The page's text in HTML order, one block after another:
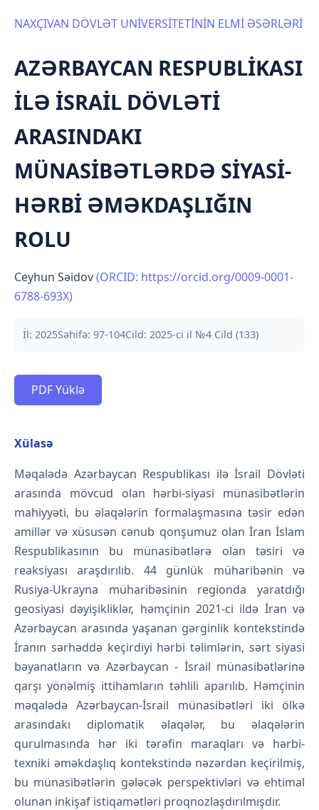
NAXÇIVAN DÖVLƏT UNİVERSİTETİNİN ELMİ ƏSƏRLƏRİ
AZƏRBAYCAN RESPUBLİKASI
İLƏ İSRAİL DÖVLƏTİ
ARASINDAKI
MÜNASİBƏTLƏRDƏ SİYASİ-
HƏRBİ ƏMƏKDAŞLIĞIN
ROLU
Ceyhun Səidov(ORCID: https://orcid.org/0009-0001-
6788-693X)
İl: 2025Səhifə: 97-104Cild: 2025-ci il №4 Cild (133)
PDF Yüklə
Xülasə
Məqalədə Azərbaycan Respublikası ilə İsrail Dövləti
arasında mövcud olan hərbi-siyasi münasibətlərin
mahiyyəti, bu əlaqələrin formalaşmasına təsir edən
amillər və xüsusən cənub qonşumuz olan İran İslam
Respublikasının bu münasibətlərə olan təsiri və
reaksiyası araşdırılıb. 44 günlük müharibənin və
Rusiya-Ukrayna müharibəsinin regionda yaratdığı
geosiyasi dəyişikliklər, həmçinin 2021-ci ildə İran və
Azərbaycan arasında yaşanan gərginlik kontekstində
İranın sərhəddə keçirdiyi hərbi təlimlərin, sərt siyasi
bəyanatların və Azərbaycan - İsrail münasibətlərinə
qarşı yönəlmiş ittihamların təhlili aparılıb. Həmçinin
məqalədə Azərbaycan-İsrail münasibətləri iki ölkə
arasındakı diplomatik əlaqələr, bu əlaqələrin
qurulmasında hər iki tərəfin maraqları və hərbi-
texniki əməkdaşlıq kontekstində nəzərdən keçirilmiş,
bu münasibətlərin gələcək perspektivləri və ehtimal
olunan inkişaf istiqamətləri proqnozlaşdırılmışdır.